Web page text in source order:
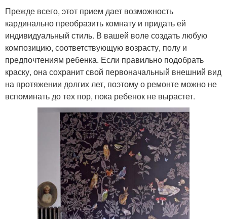
Прежде всего, этот прием дает возможность
кардинально преобразить комнату и придать ей
индивидуальный стиль. В вашей воле создать любую
композицию, соответствующую возрасту, полу и
предпочтениям ребенка. Если правильно подобрать
краску, она сохранит свой первоначальный внешний вид
на протяжении долгих лет, поэтому о ремонте можно не
вспоминать до тех пор, пока ребенок не вырастет.